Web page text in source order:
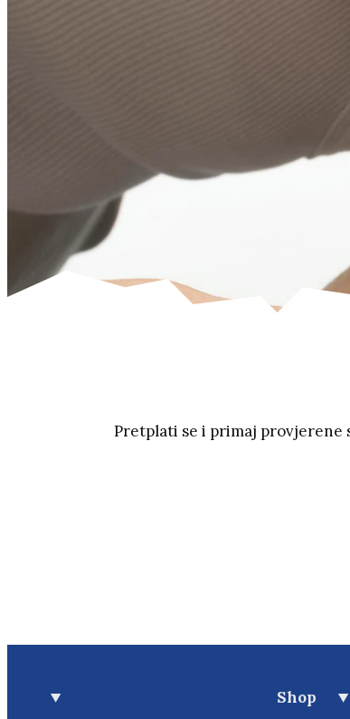
Pretplati se i primaj provjerene
Shop